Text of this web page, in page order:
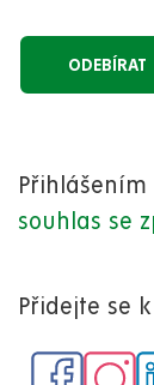
souhlas se
Přidejte se